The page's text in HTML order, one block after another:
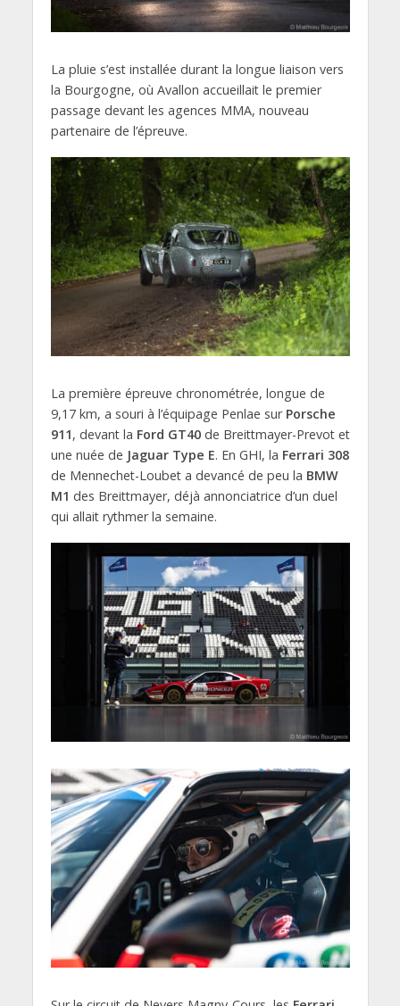
La pluie s’est installée durant la longue liaison vers
la Bourgogne, où Avallon accueillait le premier
passage devant les agences MMA, nouveau
partenaire de l’épreuve.
La première épreuve chronométrée, longue de
9,17 km, a souri à l’équipage Penlae sur Porsche
911, devant la Ford GT40de Breittmayer-Prevot et
une nuée de Jaguar Type E. En GHI, la Ferrari 308
de Mennechet-Loubet a devancé de peu la BMW
M1 des Breittmayer, déjà annonciatrice d’un duel
qui allait rythmer la semaine.